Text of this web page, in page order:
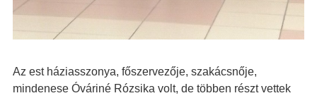
Az est háziasszonya, főszervezője, szakácsnője,
mindenese Óváriné Rózsika volt, de többen részt vettek